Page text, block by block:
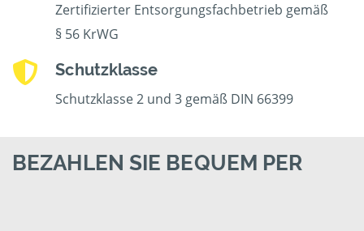
Zertifizierter Entsorgungsfachbetrieb gemäß
§ 56 KrWG
Schutzklasse
Schutzklasse 2 und 3 gemäß DIN 66399
BEZAHLEN SIE BEQUEM PER